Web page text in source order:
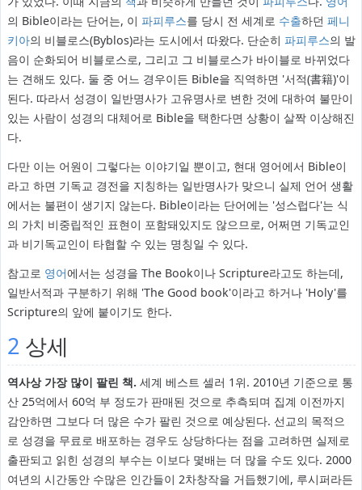
의 Bible이라는 단어는, 이 파피루스를 당시 전 세계로 수출하던 페니
키아의 비블로스(Byblos)라는 도시에서 따왔다. 단순히 파피루스의 발
음이 순화되어 비블로스로, 그리고 그 비블로스가 바이블로 바뀌었다
는 견해도 있다. 둘 중 어느 경우이든 Bible을 직역하면 '서적(書籍)'이
된다. 따라서 성경이 일반명사가 고유명사로 변한 것에 대하여 불만이
있는 사람이 성경의 대체어로 Bible을 택한다면 상황이 살짝 이상해진
다.
다만 이는 어원이 그렇다는 이야기일 뿐이고, 현대 영어에서 Bible이
라고 하면 기독교 경전을 지칭하는 일반명사가 맞으니 실제 언어 생활
에서는 불편이 생기지 않는다. Bible이라는 단어에는 '성스럽다'는 식
의 가치 비중립적인 표현이 포함돼있지도 않으므로, 어쩌면 기독교인
과 비기독교인이 타협할 수 있는 명칭일 수 있다.
참고로 영어에서는 성경을 The Book이나 Scripture라고도 하는데,
일반서적과 구분하기 위해 'The Good book'이라고 하거나 'Holy'를
Scripture의 앞에 붙이기도 한다.
2 상세
역사상 가장 많이 팔린 책.세계 베스트 셀러 1위. 2010년 기준으로 통
산 25억에서 60억 부 정도가 판매된 것으로 추측되며 집계 이전까지
감안하면 그보다 더 많은 수가 팔린 것으로 예상된다. 선교의 목적으
로 성경을 무료로 배포하는 경우도 상당하다는 점을 고려하면 실제로
출판되고 읽힌 성경의 부수는 이보다 몇배는 더 많을 수도 있다. 2000
여년의 시간동안 수많은 인간들이 2차창작을 거듭했기에, 루시퍼라든